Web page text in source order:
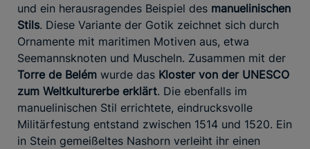
und ein herausragendes Beispiel des manuelinischen
Stils. Diese Variante der Gotik zeichnet sich durch
Ornamente mit maritimen Motiven aus, etwa
Seemannsknoten und Muscheln. Zusammen mit der
Torre de Belém wurde das Kloster von der UNESCO
zum Weltkulturerbe erklärt. Die ebenfalls im
manuelinischen Stil errichtete, eindrucksvolle
Militärfestung entstand zwischen 1514 und 1520. Ein
in Stein gemeißeltes Nashorn verleiht ihr einen